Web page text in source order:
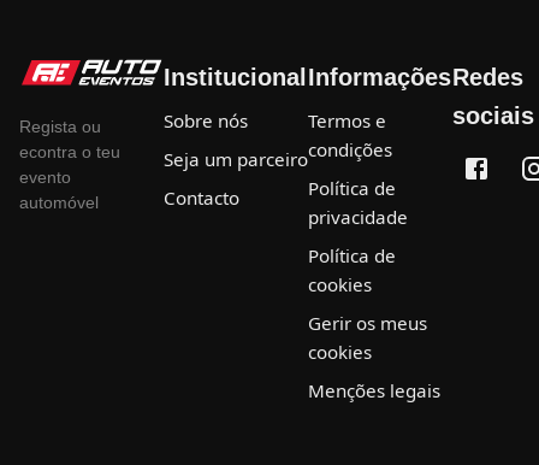
Regista ou
econtra o teu
evento
automóvel
Institucional
Sobre nós
Seja um parceiro
Contacto
Informações
Termos e
condições
Política de
privacidade
Política de
cookies
Gerir os meus
cookies
Menções legais
Redes
sociais